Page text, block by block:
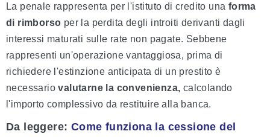
La penale rappresenta per l'istituto di credito una forma
di rimborso per la perdita degli introiti derivanti dagli
interessi maturati sulle rate non pagate. Sebbene
rappresenti un'operazione vantaggiosa, prima di
richiedere l'estinzione anticipata di un prestito è
necessariovalutarne la convenienza, calcolando
l'importo complessivo da restituire alla banca.
Da leggere: Come funziona la cessione del